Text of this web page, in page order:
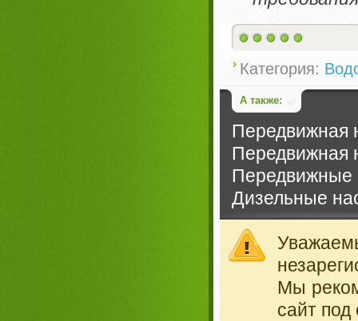
Категория:
А также:
Передвижная
Передвижная
Передвижные
Дизельные
Мы
сайт